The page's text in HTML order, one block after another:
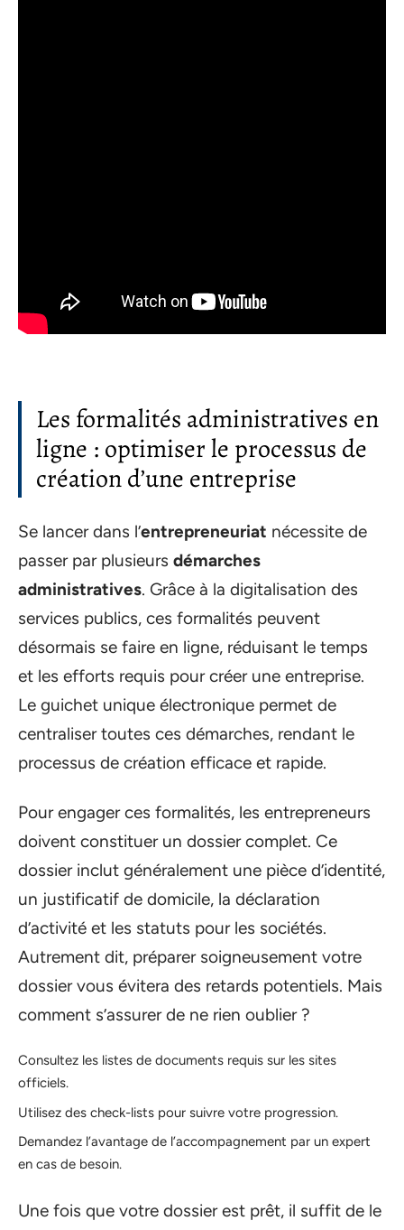
Les formalités administratives en
ligne : optimiser le processus de
création d’une entreprise
Se lancer dans l’entrepreneuriat nécessite de
passer par plusieurs démarches
administratives. Grâce à la digitalisation des
services publics, ces formalités peuvent
désormais se faire en ligne, réduisant le temps
et les efforts requis pour créer une entreprise.
Le guichet unique électronique permet de
centraliser toutes ces démarches, rendant le
processus de création efficace et rapide.
Pour engager ces formalités, les entrepreneurs
doivent constituer un dossier complet. Ce
dossier inclut généralement une pièce d’identité,
un justificatif de domicile, la déclaration
d’activité et les statuts pour les sociétés.
Autrement dit, préparer soigneusement votre
dossier vous évitera des retards potentiels. Mais
comment s’assurer de ne rien oublier ?
Consultez les listes de documents requis sur les sites
officiels.
Utilisez des check-lists pour suivre votre progression.
Demandez l’avantage de l’accompagnement par un expert
en cas de besoin.
Une fois que votre dossier est prêt, il suffit de le